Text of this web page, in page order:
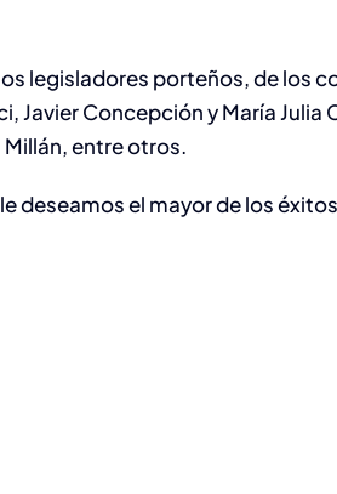
legisladores porteños, de los
Javier Concepción y María Julia
entre otros.
le deseamos el mayor de los